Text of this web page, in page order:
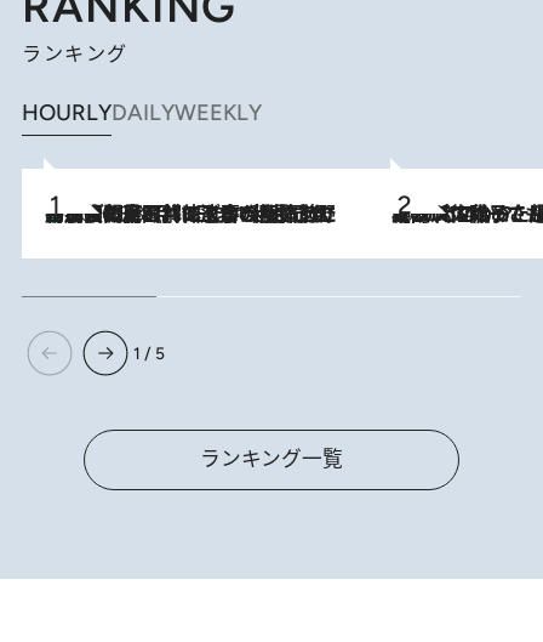
ランキング
HOURLYDAILYWEEKLY
2026.8.8
「最後に見られてよかった」上野動物園の東園パンダ舎が解体前に特別公開。8月16日まで延長されたパネル展と共に辿る“半世紀”のパンダ飼育《解体工事の図面あり》 2026.8.5
【阿川佐和子さんの年とる力】なぜ70代で始めた趣味は“こんなに楽しい”のか？ ピアノ、俳句…スランプに陥っても続けられる“ある秘訣”とは
1 / 5
ランキング一覧